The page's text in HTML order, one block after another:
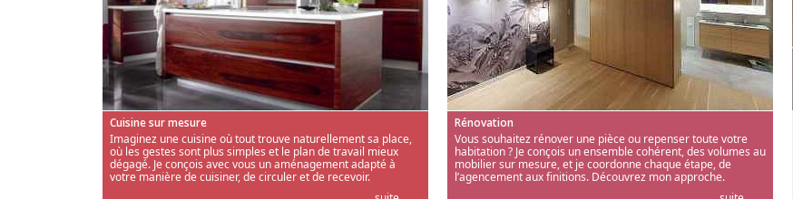
Cuisine sur mesure
Imaginez une cuisine où tout trouve naturellement sa place,
où les gestes sont plus simples et le plan de travail mieux
dégagé. Je conçois avec vous un aménagement adapté à
votre manière de cuisiner, de circuler et de recevoir.
Rénovation
Vous souhaitez rénover une pièce ou repenser toute votre
habitation ? Je conçois un ensemble cohérent, des volumes au
mobilier sur mesure, et je coordonne chaque étape, de
l’agencement aux finitions. Découvrez mon approche.